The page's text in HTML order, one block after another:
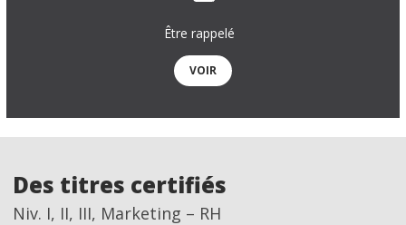
Être rappelé
VOIR
Des titres certifiés
Niv. I, II, III, Marketing – RH